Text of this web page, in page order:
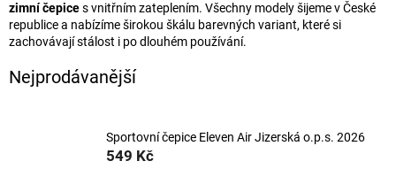
zimní čepices vnitřním zateplením. Všechny modely šijeme v České
republice a nabízíme širokou škálu barevných variant, které si
zachovávají stálost i po dlouhém používání.
Nejprodávanější
Sportovní čepice Eleven Air Jizerská o.p.s. 2026
549 Kč